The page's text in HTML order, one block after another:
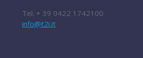
Tel. + 39 0422 1742100
info@t2i.it